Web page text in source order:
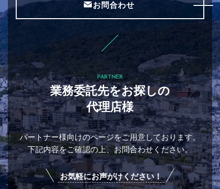
お問合わせ
PARTNER
業務委託先をお探しの
代理店様
パートナー様向けのページをご用意しております。
下記内容をご確認の上、お問合わせください。
お気軽にお声がけください！